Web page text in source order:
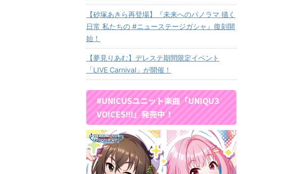
【砂塚あきら再登場】『未来へのパノラマ 描く
日常 私たちの #ニューステージガシャ』復刻開
始！
【夢見りあむ】デレステ期間限定イベント
「LIVE Carnival」が開催！
#UNICUSユニット楽曲「UNIQU3
VOICES!!!」発売中！